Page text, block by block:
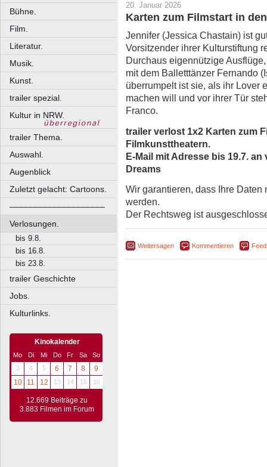
Bühne.
Film.
Literatur.
Musik.
Kunst.
trailer spezial.
Kultur in NRW.
trailer Thema.
Auswahl.
Augenblick
Zuletzt gelacht: Cartoons.
––––––––––––––––––––
Verlosungen.
bis 9.8.
bis 16.8.
bis 23.8.
trailer Geschichte
Jobs.
Kulturlinks.
Kinokalender
Mo Di Mi Do Fr Sa
So
3
4 5 6 7 8
9
10
11 12 13 14 15 16
12.669 Beiträge zu
3.883 Filmen im Forum
20. Januar 2026
Karten zum Filmstart in
Jennifer (Jessica Chastain) ist
Vorsitzender ihrer Kulturstiftung
Durchaus eigennützige
mit dem Balletttänzer Fernando
überrumpelt ist sie, als ihr Lover
machen will und vor ihrer Tür
Franco.
trailer verlost 1x2 Karten zum
Filmkunsttheatern.
E-Mail mit Adresse bis 19.7.
Dreams
Wir garantieren, dass Ihre
werden.
Der Rechtsweg ist
Weitersagen Kommentieren